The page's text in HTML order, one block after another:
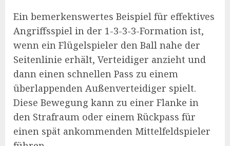
Ein bemerkenswertes Beispiel für effektives
Angriffsspiel in der 1-3-3-3-Formation ist,
wenn ein Flügelspieler den Ball nahe der
Seitenlinie erhält, Verteidiger anzieht und
dann einen schnellen Pass zu einem
überlappenden Außenverteidiger spielt.
Diese Bewegung kann zu einer Flanke in
den Strafraum oder einem Rückpass für
einen spät ankommenden Mittelfeldspieler